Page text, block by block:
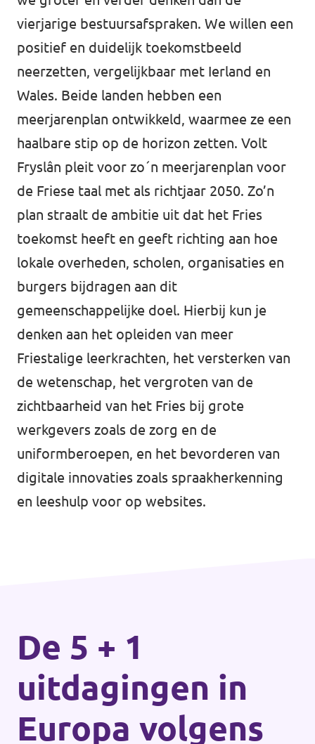
vierjarige bestuursafspraken. We willen een
positief en duidelijk toekomstbeeld
neerzetten, vergelijkbaar met Ierland en
Wales. Beide landen hebben een
meerjarenplan ontwikkeld, waarmee ze een
haalbare stip op de horizon zetten. Volt
Fryslân pleit voor zo´n meerjarenplan voor
de Friese taal met als richtjaar 2050. Zo’n
plan straalt de ambitie uit dat het Fries
toekomst heeft en geeft richting aan hoe
lokale overheden, scholen, organisaties en
burgers bijdragen aan dit
gemeenschappelijke doel. Hierbij kun je
denken aan het opleiden van meer
Friestalige leerkrachten, het versterken van
de wetenschap, het vergroten van de
zichtbaarheid van het Fries bij grote
werkgevers zoals de zorg en de
uniformberoepen, en het bevorderen van
digitale innovaties zoals spraakherkenning
en leeshulp voor op websites.
De 5 + 1
uitdagingen in
Europa volgens